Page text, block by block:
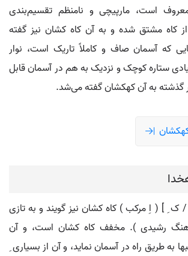
است، مارپیچی و نامنظم تقسیم‌بندی
کاه مشتق شده و به آن کاه کشان نیز گفته
که آسمان صاف و کاملاً تاریک است، نوار
زیادی ستاره کوچک و نزدیک به هم در آسمان قابل
به آن کهکشان گفته می‌شد.
] ( اِ مرکب ) کاه کشان نیز گویند و به تازی
رشیدی ). مخفف کاه کشان است، و آن
به طریق راه در آسمان نماید، و آن از بسیاری